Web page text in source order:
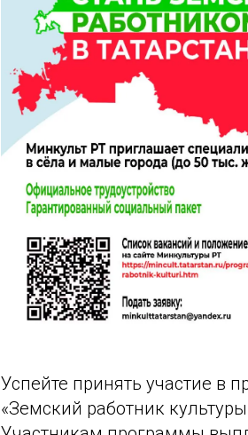
Успейте принять участие в
«Земский работник